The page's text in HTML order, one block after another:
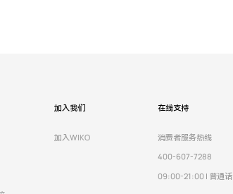
加入我们
加入WIKO
在线支持
消费者服务热线
400-607-7288
09:00-21:00 | 普通话